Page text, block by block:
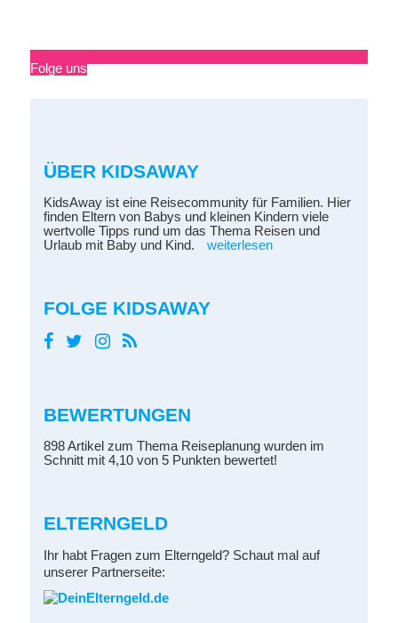
Folge uns
ÜBER KIDSAWAY
KidsAway ist eine Reisecommunity für Familien. Hier
finden Eltern von Babys und kleinen Kindern viele
wertvolle Tipps rund um das Thema Reisen und
Urlaub mit Baby und Kind.
weiterlesen
FOLGE KIDSAWAY
BEWERTUNGEN
898 Artikel zum Thema Reiseplanung wurden im
Schnitt mit 4,10 von 5 Punkten bewertet!
ELTERNGELD
Ihr habt Fragen zum Elterngeld? Schaut mal auf
unserer Partnerseite: